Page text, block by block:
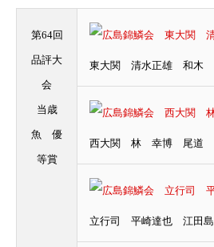
第64回
品評大
会
当歳
魚 優
等賞
東大関 清水正雄 和木
西大関 林 幸博 尾道
立行司 平崎達也 江田島